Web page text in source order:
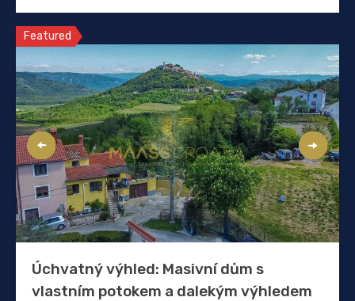
Featured
Úchvatný výhled: Masivní dům s
vlastním potokem a dalekým výhledem